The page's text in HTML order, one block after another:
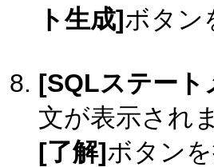
ト生成]ボタン
[SQLステート
文が表示され
[了解]ボタン